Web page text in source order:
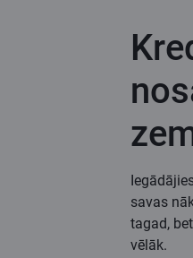
savas
tagad,
vēlāk.